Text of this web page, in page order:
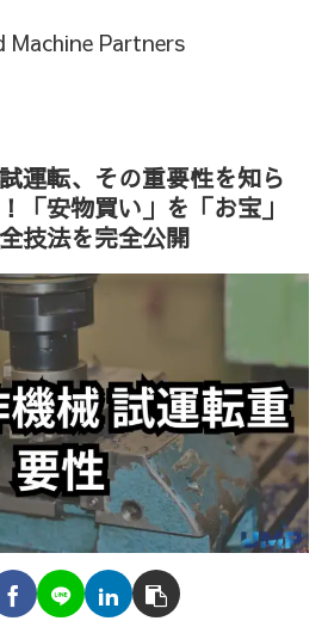
Machine Partners
運転、その重要性を知ら
「安物買い」を「お宝」
技法を完全公開